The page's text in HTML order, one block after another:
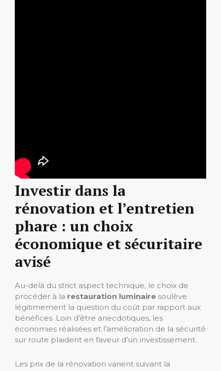
Investir dans la
rénovation et l’entretien
phare : un choix
économique et sécuritaire
avisé
Au-delà du strict aspect technique, le choix de
procéder à la restauration luminaire soulève
légitimement la question du coût par rapport aux
bénéfices. Loin d’être anecdotiques, les
économies réalisées et l’amélioration de la sécurité
sur route plaident en faveur d’un investissement.
Les prix de la rénovation varient suivant la